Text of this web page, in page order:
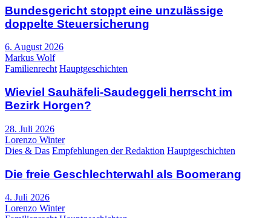
Bundesgericht stoppt eine unzulässige
doppelte Steuersicherung
6. August 2026
Markus Wolf
Familienrecht Hauptgeschichten
Wieviel Sauhäfeli-Saudeggeli herrscht im
Bezirk Horgen?
28. Juli 2026
Lorenzo Winter
Dies & Das Empfehlungen der Redaktion Hauptgeschichten
Die freie Geschlechterwahl als Boomerang
4. Juli 2026
Lorenzo Winter